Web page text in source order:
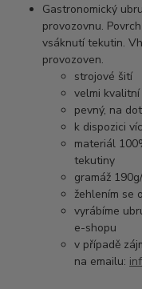
Gastronomický
provozovnu.
vsáknutí tekutin.
provozoven.
strojové šití
velmi
pevný, na
k dispozici
materiál
tekutiny
gramáž
žehlením se
vyrábíme
e-shopu
v případě
na emailu: